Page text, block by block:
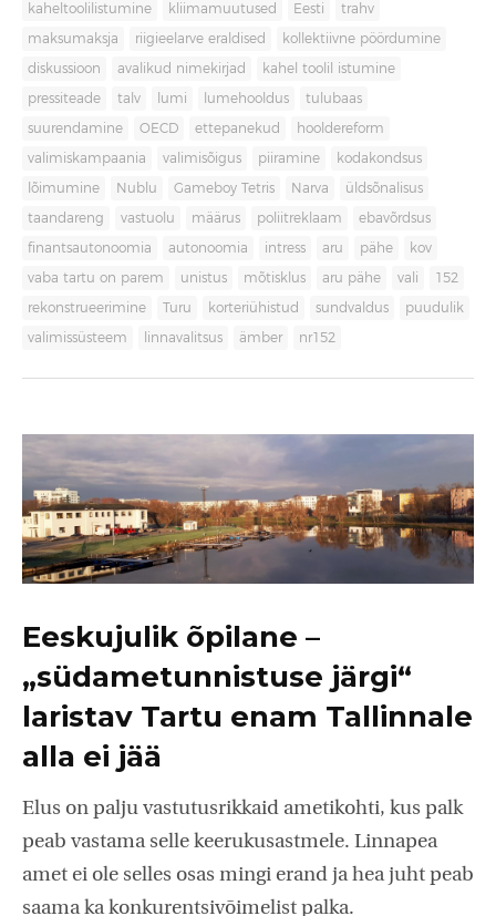
kaheltoolilistumine kliimamuutused Eesti trahv
maksumaksja riigieelarve eraldised kollektiivne pöördumine
diskussioon avalikud nimekirjad kahel toolil istumine
pressiteade talv lumi lumehooldus tulubaas
suurendamine OECD ettepanekud hooldereform
valimiskampaania valimisõigus piiramine kodakondsus
lõimumine Nublu Gameboy Tetris Narva üldsõnalisus
taandareng vastuolu määrus poliitreklaam ebavõrdsus
finantsautonoomia autonoomia intress aru pähe kov
vaba tartu on parem unistus mõtisklus aru pähe vali 152
rekonstrueerimine Turu korteriühistud sundvaldus puudulik
valimissüsteem linnavalitsus ämber nr152
Eeskujulik õpilane –
„südametunnistuse järgi“
laristav Tartu enam Tallinnale
alla ei jää
Elus on palju vastutusrikkaid ametikohti, kus palk
peab vastama selle keerukusastmele. Linnapea
amet ei ole selles osas mingi erand ja hea juht peab
saama ka konkurentsivõimelist palka.